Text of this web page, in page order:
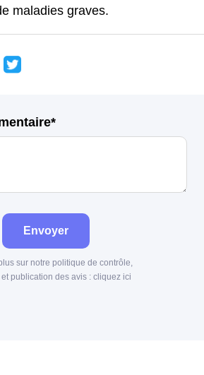
maladies graves.
Envoyer
sur notre politique de contrôle,
publication des avis : cliquez ici